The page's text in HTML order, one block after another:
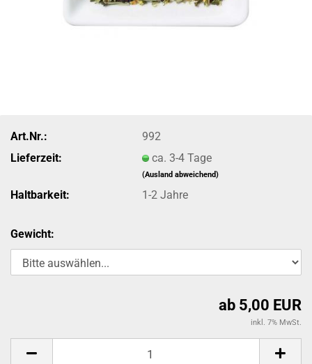
Art.Nr.:
992
Lieferzeit:
ca. 3-4 Tage
(Ausland abweichend)
Haltbarkeit: 1-2 Jahre
Gewicht:
ab 5,00 EUR
inkl. 7% MwSt.